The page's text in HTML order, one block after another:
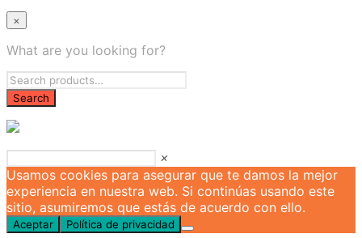
×
What are you looking for?
×
Usamos cookies para asegurar que te damos la mejor
experiencia en nuestra web. Si continúas usando este
sitio, asumiremos que estás de acuerdo con ello.
Aceptar Política de privacidad